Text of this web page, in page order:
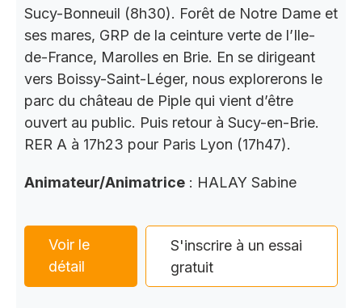
Sucy-Bonneuil (8h30). Forêt de Notre Dame et
ses mares, GRP de la ceinture verte de l’Ile-
de-France, Marolles en Brie. En se dirigeant
vers Boissy-Saint-Léger, nous explorerons le
parc du château de Piple qui vient d’être
ouvert au public. Puis retour à Sucy-en-Brie.
RER A à 17h23 pour Paris Lyon (17h47).
Animateur/Animatrice : HALAY Sabine
Voir le
détail
S'inscrire à un essai
gratuit